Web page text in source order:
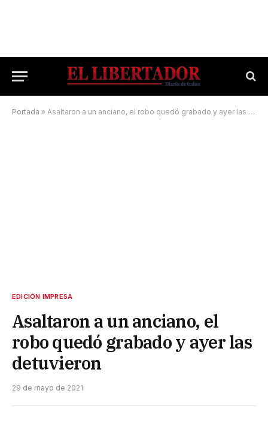
Portada » Asaltaron a un anciano, el robo quedó grabado y ayer las detuvieron
EDICIÓN IMPRESA
Asaltaron a un anciano, el
robo quedó grabado y ayer las
detuvieron
29 de mayo de 2021